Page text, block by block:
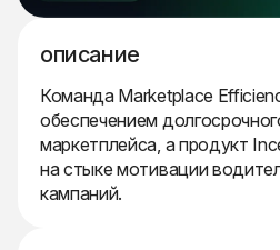
описание
Команда Marketplace
обеспечением
маркетплейса, а продукт
на стыке мотивации
кампаний.